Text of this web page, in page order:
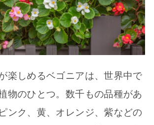
楽しめるベゴニアは、世界中で
物のひとつ。数千もの品種があ
ンク、黄、オレンジ、紫などの